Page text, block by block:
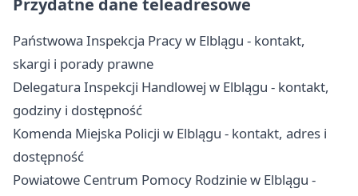
Przydatne dane teleadresowe
Państwowa Inspekcja Pracy w Elblągu - kontakt,
skargi i porady prawne
Delegatura Inspekcji Handlowej w Elblągu - kontakt,
godziny i dostępność
Komenda Miejska Policji w Elblągu - kontakt, adres i
dostępność
Powiatowe Centrum Pomocy Rodzinie w Elblągu -